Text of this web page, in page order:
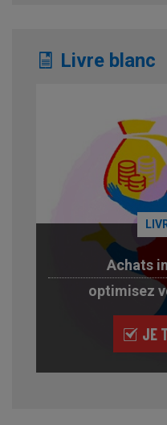
Livre blanc
Achats
optimisez
JE